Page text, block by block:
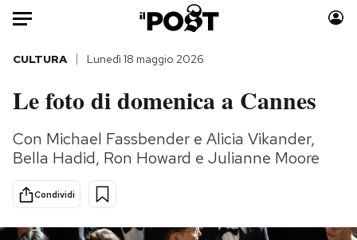
Auto
HOME
Italia
Mondo
Politica
Tecnologia
Internet
Moda
Libri
Ok Boomer!
CULTURA Lunedì 18 maggio 2026
Le foto di domenica a Cannes
Con Michael Fassbender e Alicia Vikander,
Bella Hadid, Ron Howard e Julianne Moore
Condividi